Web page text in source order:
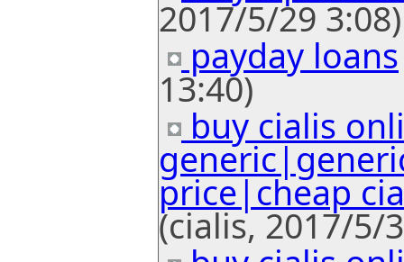
2017/5/29 3:08)
payday loans
13:40)
buy cialis
price|cheap
(cialis, 2017/5/